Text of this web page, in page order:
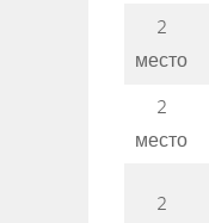
2
место
2
место
2